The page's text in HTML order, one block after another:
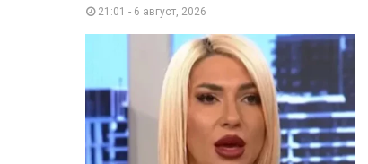
21:01 - 6 август, 2026